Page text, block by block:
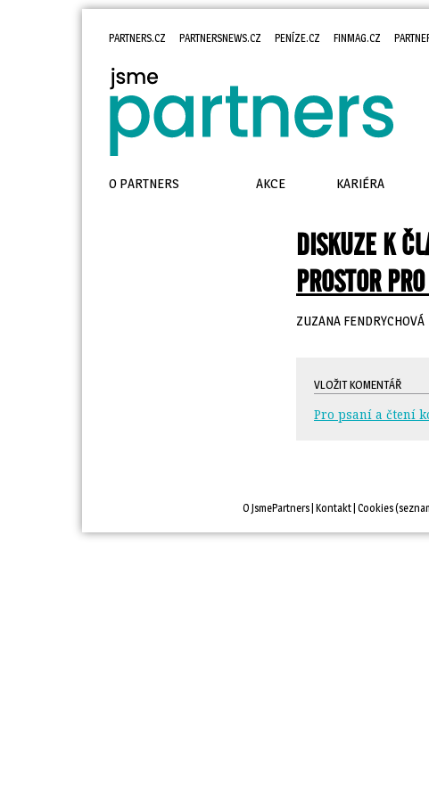
DISKUZE K
PROSTOR
ZUZANA FENDRYCHOVÁ
VLOŽIT KOMENTÁŘ
Pro psaní a čtení
PARTNERS.CZ PARTNERSNEWS.CZ PENÍZE.CZ FINMAG.CZ
O PARTNERS AKCE KARIÉRA
O JsmePartners Kontakt Cookies(